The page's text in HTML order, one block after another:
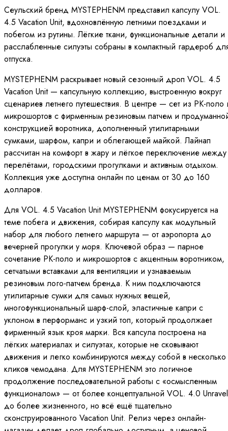
Сеульский бренд MYSTEPHENM представил капсулу VOL.
4.5 Vacation Unit, вдохновлённую летними поездками и
побегом из рутины. Лёгкие ткани, функциональные детали и
расслабленные силуэты собраны в компактный гардероб
отпуска.
MYSTEPHENM раскрывает новый сезонный дроп VOL. 4.5
Vacation Unit — капсульную коллекцию, выстроенную вокруг
сценариев летнего путешествия. В центре — сет из PK-поло
микрошортов с фирменным резиновым патчем и
конструкцией воротника, дополненный утилитарными
сумками, шарфом, капри и облегающей майкой. Лайнап
рассчитан на комфорт в жару и лёгкое переключение между
перелётами, городскими прогулками и активным отдыхом.
Коллекция уже доступна онлайн по ценам от 30 до 160
долларов.
Для VOL. 4.5 Vacation Unit MYSTEPHENM фокусируется на
теме побега и движения, собирая капсулу как модульный
набор для любого летнего маршрута — от аэропорта до
вечерней прогулки у моря. Ключевой образ — парное
сочетание PK-поло и микрошортов с акцентным воротником,
сетчатыми вставками для вентиляции и узнаваемым
резиновым лого-патчем бренда. К ним подключаются
утилитарные сумки для самых нужных вещей,
многофункциональный шарф-слой, эластичные капри с
уклоном в перформанс и узкий топ, который продолжает
фирменный язык кроя марки. Вся капсула построена на
лёгких материалах и силуэтах, которые не сковывают
движения и легко комбинируются между собой в несколько
кликов чемодана. Для MYSTEPHENM это логичное
продолжение последовательной работы с «осмысленным
функционалом» — от более концептуальной VOL. 4.0 Unravel
до более жизненного, но всё ещё тщательно
сконструированного Vacation Unit. Релиз через онлайн-